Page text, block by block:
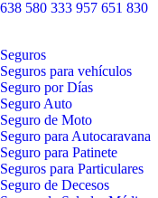
638 580 333 957 651 830
Seguros
Seguros para vehículos
Seguro por Días
Seguro Auto
Seguro de Moto
Seguro para Autocaravana
Seguro para Patinete
Seguros para Particulares
Seguro de Decesos